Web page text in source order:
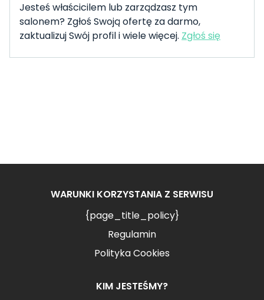
Jesteś właścicilem lub zarządzasz tym
salonem? Zgłoś Swoją ofertę za darmo,
zaktualizuj Swój profil i wiele więcej. Zgłoś się
WARUNKI KORZYSTANIA Z SERWISU
{page_title_policy}
Regulamin
Polityka Cookies
KIM JESTEŚMY?